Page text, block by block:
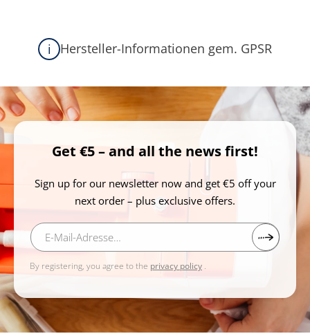
i Hersteller-Informationen gem. GPSR
Get €5 – and all the news first!
Sign up for our newsletter now and get €5 off your
next order – plus exclusive offers.
By registering, you agree to the privacy policy .